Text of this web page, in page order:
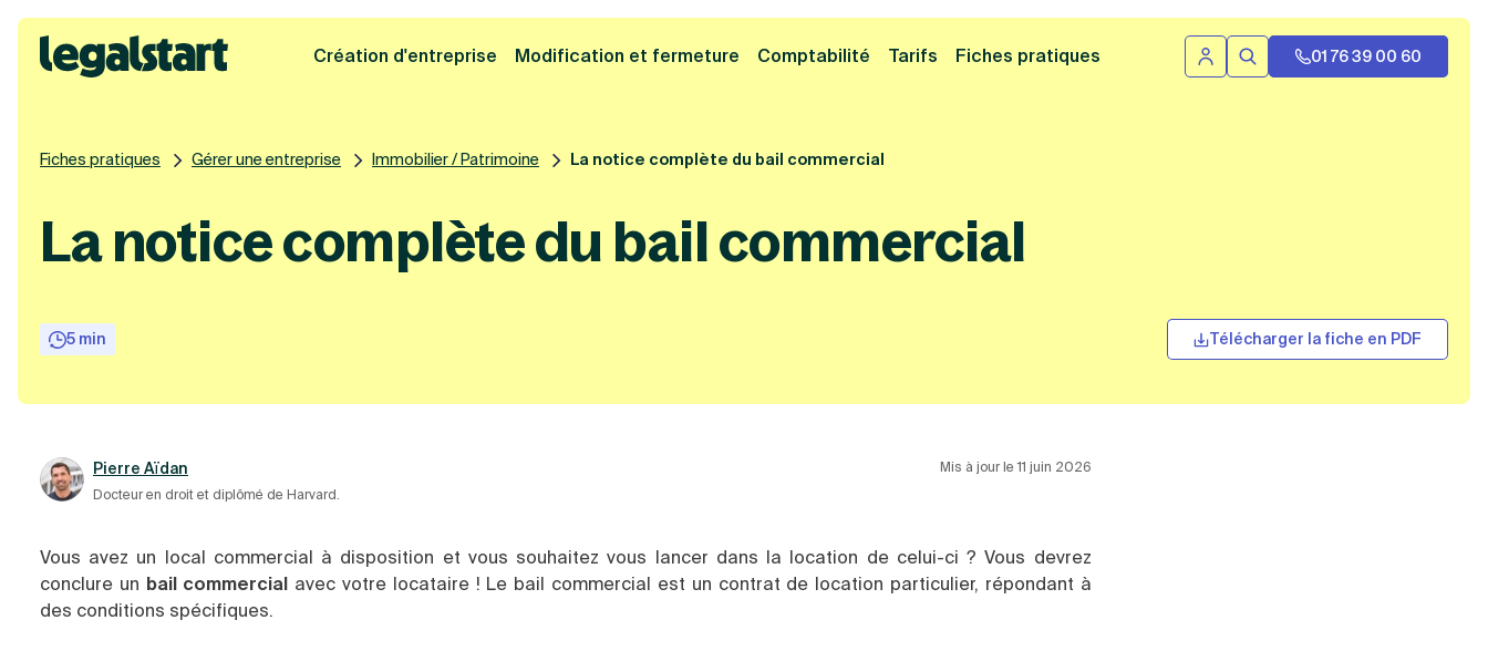
Cliquez ici pour reprendre votre démarche Fermer la bannière
Legalstart
Création d'entreprise Modification et fermeture Comptabilité Tarifs Fiches pratiques Se connecter
Rechercher01 76 39 00 60
Fiches pratiques Gérer une entreprise Immobilier / Patrimoine La notice complète du bail commercial
La notice complète du bail commercial
5 min Télécharger la fiche en PDF
Pierre Aïdan
Docteur en droit et diplômé de Harvard.
Mis à jour le 11 juin 2026
Vous avez un local commercial à disposition et vous souhaitez vous lancer dans la location de celui-ci ? Vous devrez
conclure un bail commercial avec votre locataire ! Le bail commercial est un contrat de location particulier, répondant à
des conditions spécifiques.